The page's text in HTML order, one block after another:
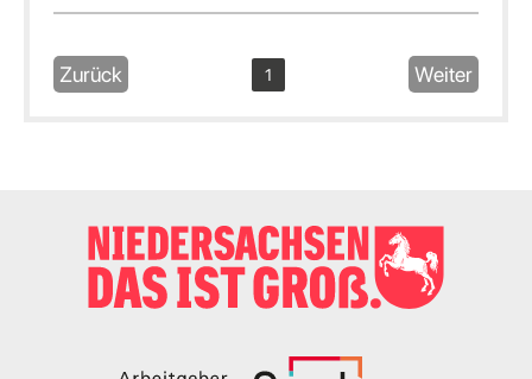
Zurück 1 Weiter